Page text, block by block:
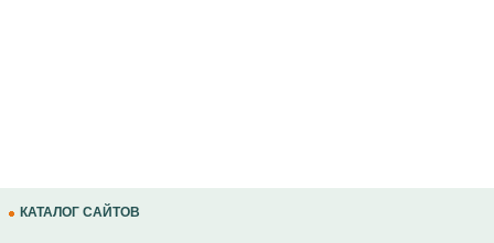
КАТАЛОГ САЙТОВ